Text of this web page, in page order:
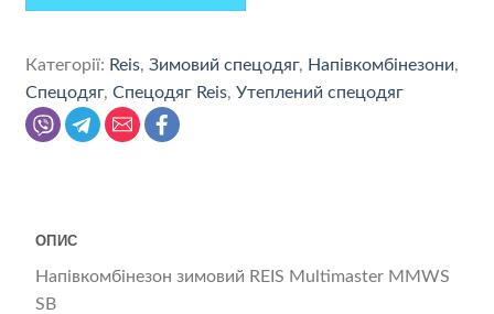
Категорії: Reis,Зимовий спецодяг, Напівкомбінезони,
Спецодяг,Спецодяг Reis,Утеплений спецодяг
ОПИС
Напівкомбінезон зимовий REIS Multimaster MMWS
SB